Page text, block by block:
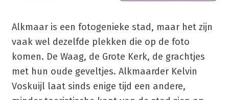
Alkmaar is een fotogenieke stad, maar het zijn
vaak wel dezelfde plekken die op de foto
komen. De Waag, de Grote Kerk, de grachtjes
met hun oude geveltjes. Alkmaarder Kelvin
Voskuijl laat sinds enige tijd een andere,